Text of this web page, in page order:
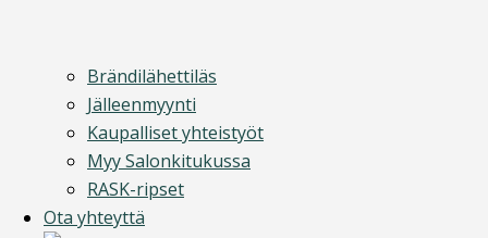
Brändilähettiläs
Jälleenmyynti
Kaupalliset yhteistyöt
Myy Salonkitukussa
RASK-ripset
Ota yhteyttä